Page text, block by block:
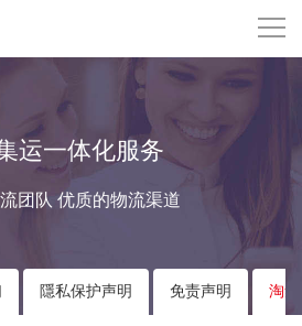
运一体化服务
团队 优质的物流渠道
隱私保护声明 免责声明 淘